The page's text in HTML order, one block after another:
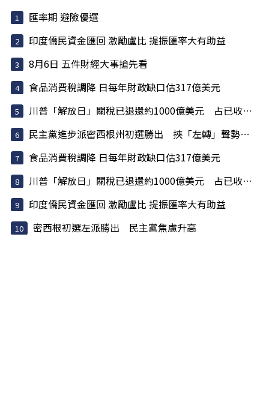
匯率期 避險優選
印度僑民資金匯回 激勵盧比 提振匯率大有助益
8月6日 五件財經大事搶先看
食品消費稅調降 日每年財政缺口估317億美元
川普「解放日」關稅已退還約1000億美元 占已收稅6成
民主黨進步派密西根州初選勝出 挾「左轉」聲勢挑戰建制派
食品消費稅調降 日每年財政缺口估317億美元
川普「解放日」關稅已退還約1000億美元 占已收稅6成
印度僑民資金匯回 激勵盧比 提振匯率大有助益
密西根初選左派勝出 民主黨焦慮升高